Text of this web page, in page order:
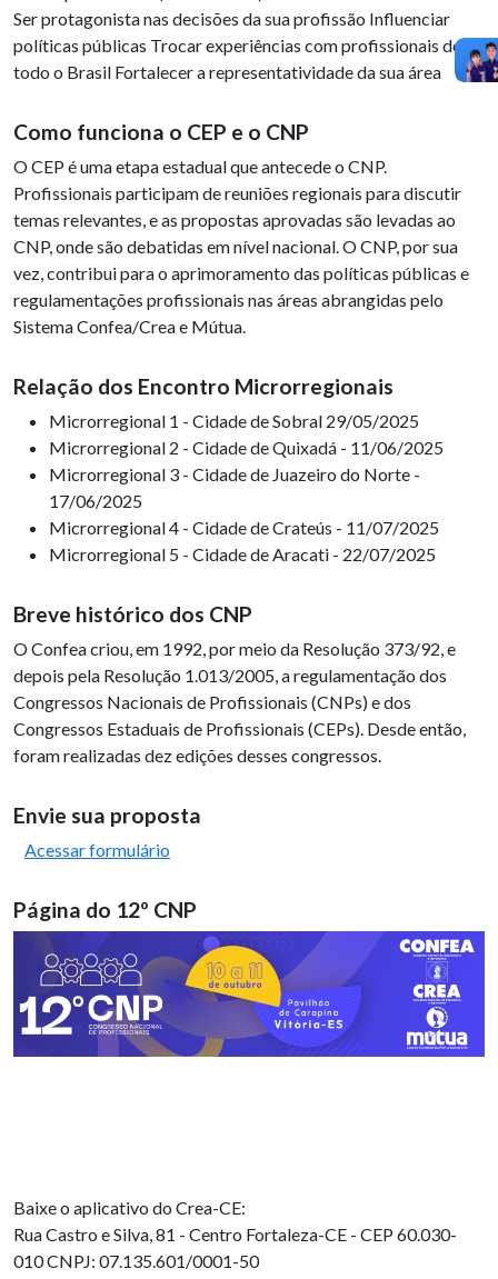
Ser protagonista nas decisões da sua profissão Influenciar
políticas públicas Trocar experiências com profissionais de
todo o Brasil Fortalecer a representatividade da sua área
Como funciona o CEP e o CNP
O CEP é uma etapa estadual que antecede o CNP.
Profissionais participam de reuniões regionais para discutir
temas relevantes, e as propostas aprovadas são levadas ao
CNP, onde são debatidas em nível nacional. O CNP, por sua
vez, contribui para o aprimoramento das políticas públicas e
regulamentações profissionais nas áreas abrangidas pelo
Sistema Confea/Crea e Mútua.
Relação dos Encontro Microrregionais
Microrregional 1 - Cidade de Sobral 29/05/2025
Microrregional 2 - Cidade de Quixadá - 11/06/2025
Microrregional 3 - Cidade de Juazeiro do Norte -
17/06/2025
Microrregional 4 - Cidade de Crateús - 11/07/2025
Microrregional 5 - Cidade de Aracati - 22/07/2025
Breve histórico dos CNP
O Confea criou, em 1992, por meio da Resolução 373/92, e
depois pela Resolução 1.013/2005, a regulamentação dos
Congressos Nacionais de Profissionais (CNPs) e dos
Congressos Estaduais de Profissionais (CEPs). Desde então,
foram realizadas dez edições desses congressos.
Envie sua proposta
Acessar formulário
Página do 12º CNP
Baixe o aplicativo do Crea-CE:
Rua Castro e Silva, 81 - Centro Fortaleza-CE - CEP 60.030-
010CNPJ: 07.135.601/0001-50